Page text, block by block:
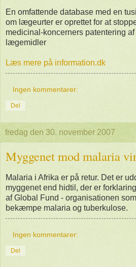
En omfattende database med en
om lægeurter er oprettet for at
medicinal-koncerners patentering
lægemidler
Læs mere på information.dk
Ingen kommentarer:
Del
fredag den 30. november 2007
Myggenet mod malaria
Malaria i Afrika er på retur. Det er
myggenet end hidtil, der er
af Global Fund - organisationen
bekæmpe malaria og tuberkulose.
Ingen kommentarer:
Del